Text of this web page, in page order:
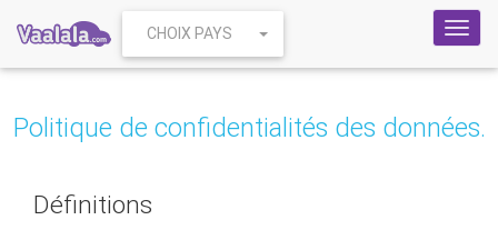
CHOIX PAYS
Politique de confidentialités des données.
Définitions